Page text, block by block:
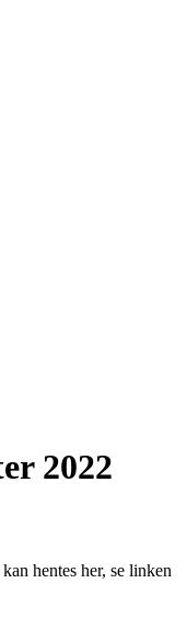
2022
hentes her, se linken